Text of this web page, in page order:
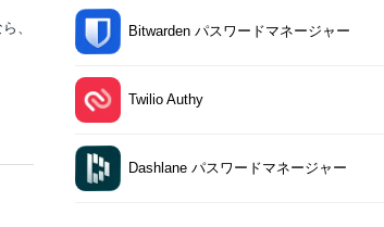
、
Bitwarden パスワードマネージャー
Twilio Authy
Dashlane パスワードマネージャー